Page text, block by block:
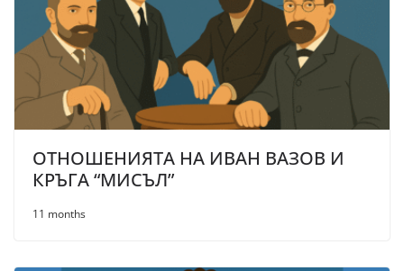
ОТНОШЕНИЯТА НА ИВАН ВАЗОВ И
КРЪГА “МИСЪЛ”
11 months